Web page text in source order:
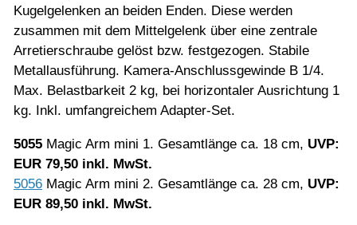
Kugelgelenken an beiden Enden. Diese werden
zusammen mit dem Mittelgelenk über eine zentrale
Arretierschraube gelöst bzw. festgezogen. Stabile
Metallausführung. Kamera-Anschlussgewinde B 1/4.
Max. Belastbarkeit 2 kg, bei horizontaler Ausrichtung 1
kg. Inkl. umfangreichem Adapter-Set.
5055 Magic Arm mini 1. Gesamtlänge ca. 18 cm, UVP:
EUR 79,50 inkl. MwSt.
5056 Magic Arm mini 2. Gesamtlänge ca. 28 cm, UVP:
EUR 89,50 inkl. MwSt.